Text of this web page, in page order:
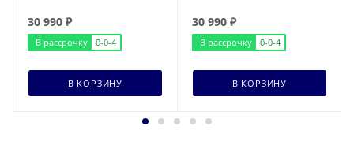
30 990 ₽
В рассрочку 0-0-4
В КОРЗИНУ
30 990 ₽
В рассрочку 0-0-4
В КОРЗИНУ